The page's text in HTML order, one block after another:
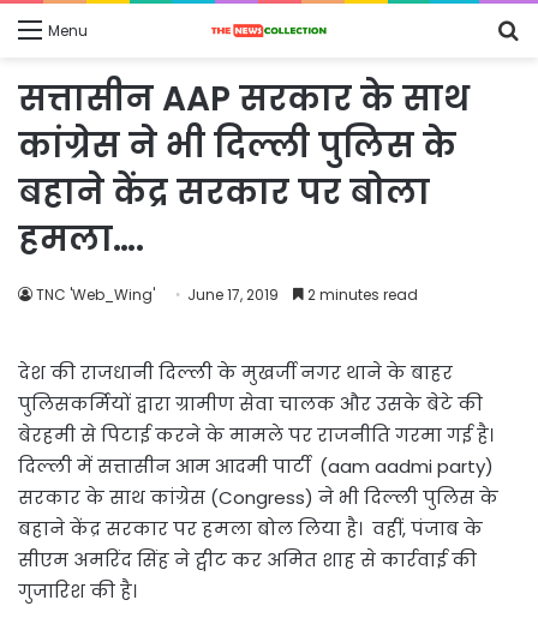
Menu
सत्तासीन AAP सरकार के साथ
कांग्रेस ने भी दिल्ली पुलिस के
बहाने केंद्र सरकार पर बोला
हमला….
TNC 'Web_Wing' June 17, 2019 2 minutes read
देश की राजधानी दिल्ली के मुखर्जी नगर थाने के बाहर
पुलिसकर्मियों द्वारा ग्रामीण सेवा चालक और उसके बेटे की
बेरहमी से पिटाई करने के मामले पर राजनीति गरमा गई है।
दिल्ली में सत्तासीन आम आदमी पार्टी (aam aadmi party)
सरकार के साथ कांग्रेस (Congress) ने भी दिल्ली पुलिस के
बहाने केंद्र सरकार पर हमला बोल लिया है। वहीं, पंजाब के
सीएम अमरिंद सिंह ने ट्वीट कर अमित शाह से कार्रवाई की
गुजारिश की है।